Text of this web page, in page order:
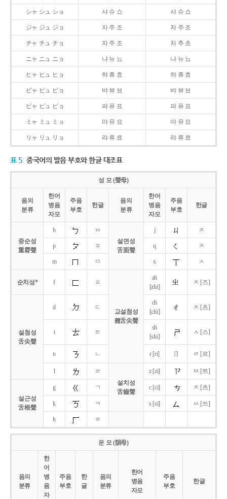
シャ シュ ショ 샤 슈 쇼 샤 슈 쇼
ジャ ジュ ジョ 자 주 조 자 주 조
チャ チュ チョ 자 주 조 차 추 초
ニャ ニュ ニョ 냐 뉴 뇨 냐 뉴 뇨
ヒャ ヒュ ヒョ 햐 휴 효 햐 휴 효
ビャ ビュ ビョ 뱌 뷰 뵤 뱌 뷰 뵤
ピャ ピュ ピョ 퍄 퓨 표 퍄 퓨 표
ミャ ミュ ミョ 먀 뮤 묘 먀 뮤 묘
リャ リュ リョ 랴 류 료 랴 류 료
표 5 중국어의 발음 부호와 한글 대조표
성 모 (聲母)
음의
분류
한어
병음
자모
주음
부호
한글
음의
분류
한어
병음
자모
주음
부호
한글
중순성
重脣聲
b
ㅂ
설면성
舌面聲
j ㅈ
p ㅍ q ㅊ
m ㅁ x ㅅ
순치성* f ㅍ
교설첨성
翹舌尖聲
zh
[zhi]
ㅈ [즈]
설첨성
舌尖聲
d ㄷ
ch
[chi]
ㅊ [츠]
t ㅌ
sh
[shi]
ㅅ [스]
n ㄴ r [ri] ㄖ ㄹ [르]
l
ㄹ
설치성
舌齒聲
z [zi] ㅉ [쯔]
설근성
舌根聲
g ㄱ c [ci] ㅊ [츠]
k ㅋ s [si] ㅆ [쓰]
h ㅎ
운 모 (韻母)
음의
분류
한
어
병
음
자
주음
부호
한
글
음의
분류
한어
병음
자모
주음
부호
한글